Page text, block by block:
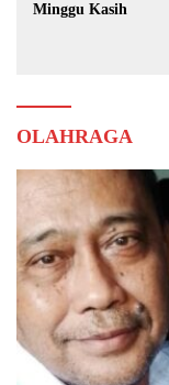
Minggu Kasih
OLAHRAGA